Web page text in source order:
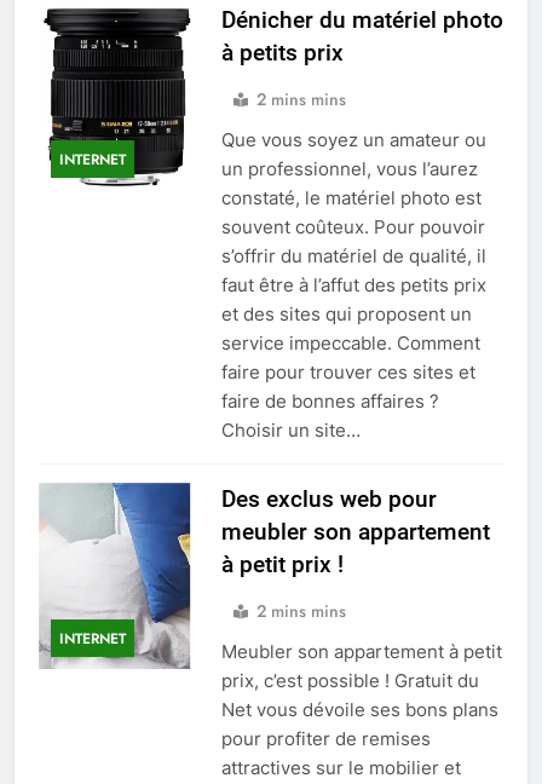
INTERNET
Dénicher du matériel photo
à petits prix
2 mins mins
Que vous soyez un amateur ou
un professionnel, vous l’aurez
constaté, le matériel photo est
souvent coûteux. Pour pouvoir
s’offrir du matériel de qualité, il
faut être à l’affut des petits prix
et des sites qui proposent un
service impeccable. Comment
faire pour trouver ces sites et
faire de bonnes affaires ?
Choisir un site…
INTERNET
Des exclus web pour
meubler son appartement
à petit prix !
2 mins mins
Meubler son appartement à petit
prix, c’est possible ! Gratuit du
Net vous dévoile ses bons plans
pour profiter de remises
attractives sur le mobilier et